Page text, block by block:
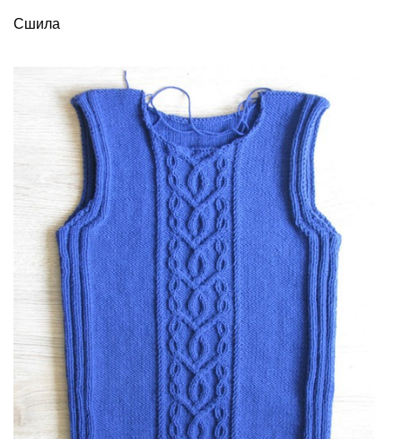
Сшила